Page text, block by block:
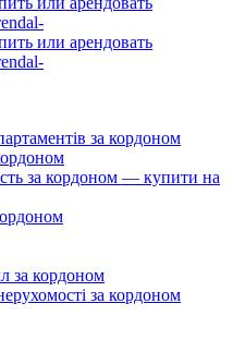
за кордоном
за кордоном — купити на
за кордоном
за кордоном